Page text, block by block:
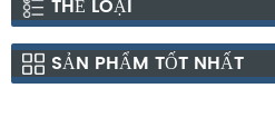
THỂ LOẠI
SẢN PHẨM TỐT NHẤT